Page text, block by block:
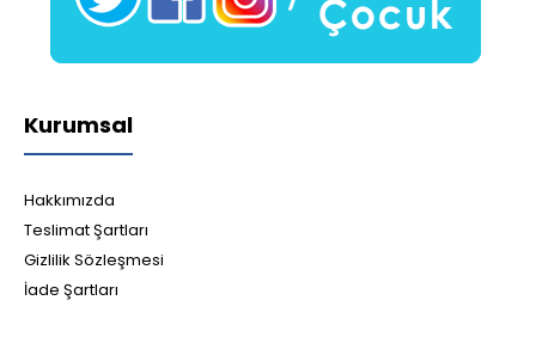
Kurumsal
Hakkımızda
Teslimat Şartları
Gizlilik Sözleşmesi
İade Şartları